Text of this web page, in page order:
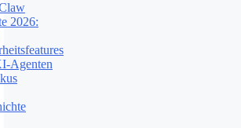
2026:
Agenten